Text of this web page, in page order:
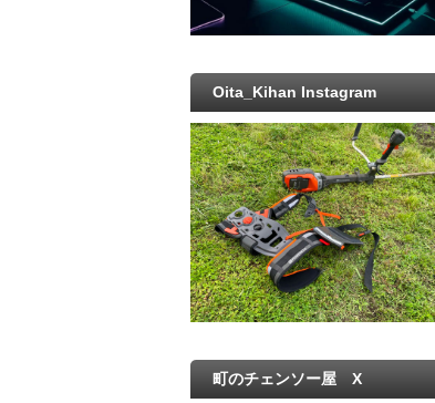
Oita_Kihan Instagram
町のチェンソー屋 X